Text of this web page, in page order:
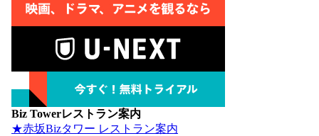
Biz Towerレストラン案内
★赤坂Bizタワー レストラン案内